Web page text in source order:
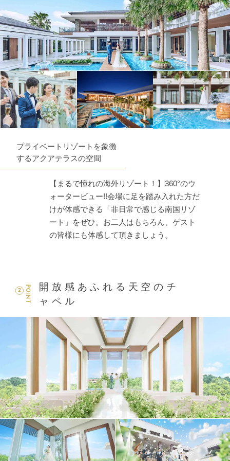
プライベートリゾートを象徴
するアクアテラスの空間
【まるで憧れの海外リゾート！】360°のウ
ォータービュー!!会場に足を踏み入れた方だ
けが体感できる「非日常で感じる南国リゾ
ート」をぜひ。お二人はもちろん、ゲスト
の皆様にも体感して頂きましょう。
POINT
2
開放感あふれる天空のチ
ャペル